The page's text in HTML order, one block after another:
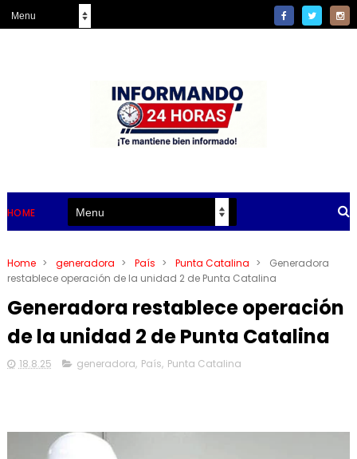
HOME
Home > generadora > País > Punta Catalina >
Generadora
restablece operación de la unidad 2 de Punta Catalina
Generadora restablece operación
de la unidad 2 de Punta Catalina
18.8.25 generadora, País, Punta Catalina